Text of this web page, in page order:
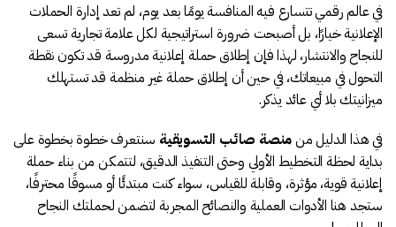
في عالم رقمي تتسارع فيه المنافسة يومًا بعد يوم، لم تعد إدارة الحملات
الإعلانية خيارًا، بل أصبحت ضرورة استراتيجية لكل علامة تجارية تسعى
للنجاح والانتشار، لهذا فإن إطلاق حملة إعلانية مدروسة قد تكون نقطة
التحول في مبيعاتك، في حين أن إطلاق حملة غير منظمة قد تستهلك
ميزانيتك بلا أي عائد يذكر.
في هذا الدليل منمنصة صائب التسويقية سنتعرف خطوة بخطوة على
بداية لحظة التخطيط الأولي وحتى التنفيذ الدقيق، لتتمكن من بناء حملة
إعلانية قوية، مؤثرة، وقابلة للقياس، سواء كنت مبتدئًا أو مسوقًا محترفًا،
ستجد هنا الأدوات العملية والنصائح المجربة لتضمن لحملتك النجاح